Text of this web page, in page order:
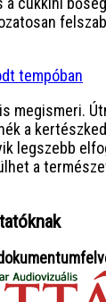
tempóban
megismeri.
a
legszebb
a